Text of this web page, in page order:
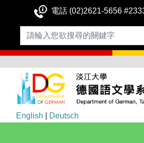
電話 (02)2621-5656
English Deutsch